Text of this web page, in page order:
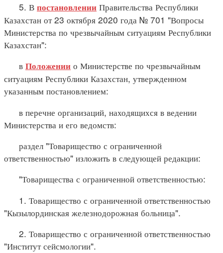
5. В постановлении Правительства Республики
Казахстан от 23 октября 2020 года № 701 "Вопросы
Министерства по чрезвычайным ситуациям Республики
Казахстан":
в Положении о Министерстве по чрезвычайным
ситуациям Республики Казахстан, утвержденном
указанным постановлением:
в перечне организаций, находящихся в ведении
Министерства и его ведомств:
раздел "Товарищество с ограниченной
ответственностью" изложить в следующей редакции:
"Товарищества с ограниченной ответственностью:
1. Товарищество с ограниченной ответственностью
"Кызылординская железнодорожная больница".
2. Товарищество с ограниченной ответственностью
"Институт сейсмологии".